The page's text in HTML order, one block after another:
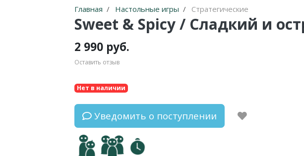
Главная Настольные игры Стратегические
Sweet & Spicy / Сладкий и
2 990 руб.
Оставить отзыв
Нет в наличии
Уведомить о поступлении